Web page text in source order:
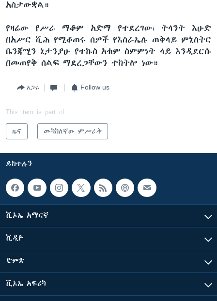
አስታውቋል።
የዛሬው የሥራ ማቆም አድማ የተደረገው፣ ትላንት እሁድ
በአሥር ሺሕ የሚቆጠሩ ሰዎች የእስራኤሉ ጠቅላይ ምኒስትር
ቤንጃሚን ኔታንያሁ የተኩስ አቁም ስምምነት ላይ እንዲደርሱ
በመጠየቅ ሰልፍ ማደረጋቸውን ተከትሎ ነው።
አጋሩ Follow us
This item is part of
ዜና መካከለኛው ምሥራቅ
ይከተሉን
ቪኦኤ አማርኛ
ቪዲዮ
ድምጽ
ቪኦኤ አፍሪካ